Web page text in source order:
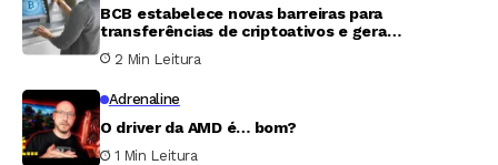
BCB estabelece novas barreiras para
transferências de criptoativos e gera
controvérsia no setor
2 Min Leitura
Adrenaline
O driver da AMD é… bom?
1 Min Leitura